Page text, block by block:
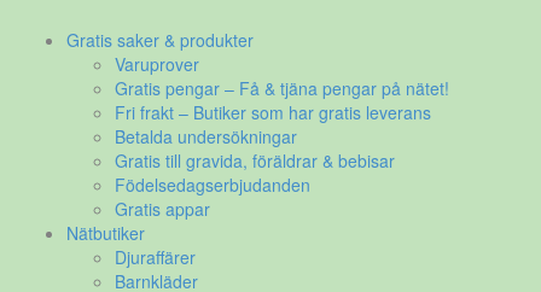
Gratis saker & produkter
Varuprover
Gratis pengar – Få & tjäna pengar på nätet!
Fri frakt – Butiker som har gratis leverans
Betalda undersökningar
Gratis till gravida, föräldrar & bebisar
Födelsedagserbjudanden
Gratis appar
Nätbutiker
Djuraffärer
Barnkläder